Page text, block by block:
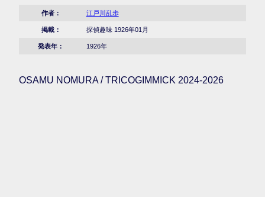
作者： 江戸川乱歩
掲載： 探偵趣味 1926年01月
発表年： 1926年
OSAMU NOMURA / TRICOGIMMICK 2024-2026